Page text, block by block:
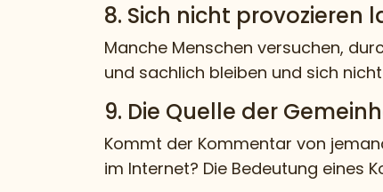
8. Sich nicht provozieren
Manche Menschen versuchen,
und sachlich bleiben und sich
9. Die Quelle der
Kommt der Kommentar von
im Internet? Die Bedeutung eines